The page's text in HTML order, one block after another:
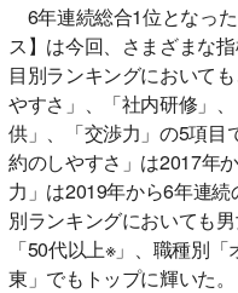
6年連続総合1位となっ
ス】は今回、さまざまな
目別ランキングにおいて
やすさ」、「社内研修」
供」、「交渉力」の5項目
約のしやすさ」は2017年
力」は2019年から6年連
別ランキングにおいても
「50代以上※」、職種別
東」でもトップに輝いた。